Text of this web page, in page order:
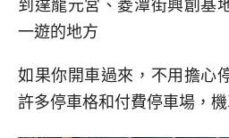
到達龍元宮、菱潭街興創基
一遊的地方
如果你開車過來，不用擔心
許多停車格和付費停車場，